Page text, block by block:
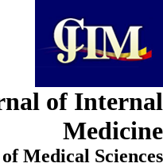
of
of Medical